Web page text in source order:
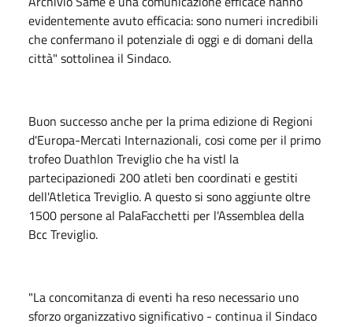
evidentemente avuto efficacia: sono numeri incredibili
che confermano il potenziale di oggi e di domani della
città" sottolinea il Sindaco.
Buon successo anche per la prima edizione di Regioni
d'Europa-Mercati Internazionali, cosi come per il primo
trofeo Duathlon Treviglio che ha vistl la
partecipazionedi 200 atleti ben coordinati e gestiti
dell'Atletica Treviglio. A questo si sono aggiunte oltre
1500 persone al PalaFacchetti per l'Assemblea della
Bcc Treviglio.
"La concomitanza di eventi ha reso necessario uno
sforzo organizzativo significativo - continua il Sindaco